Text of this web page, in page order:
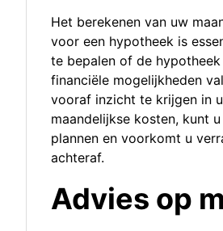
Het berekenen van uw
voor een hypotheek is
te bepalen of de
financiële mogelijkheden
vooraf inzicht te krijgen in
maandelijkse kosten, kunt
plannen en voorkomt u
achteraf.
Advies op